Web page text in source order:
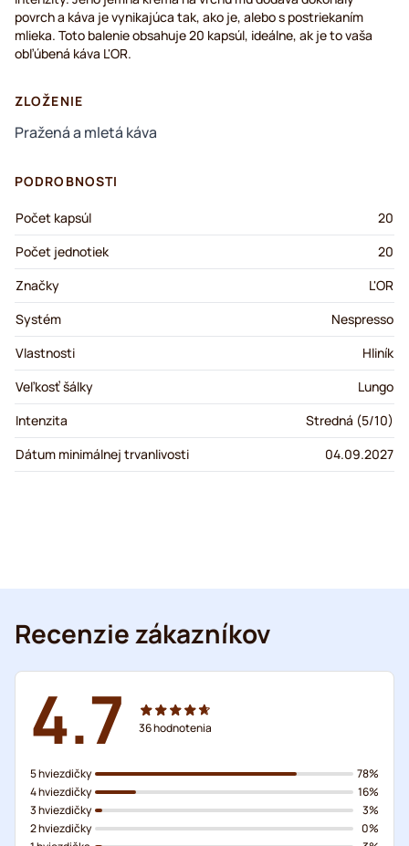
povrch a káva je vynikajúca tak, ako je, alebo s postriekaním
mlieka. Toto balenie obsahuje 20 kapsúl, ideálne, ak je to vaša
obľúbená káva L'OR.
ZLOŽENIE
Pražená a mletá káva
PODROBNOSTI
Počet kapsúl
20
Počet jednotiek
20
Značky
L'OR
Systém
Nespresso
Vlastnosti
Hliník
Veľkosť šálky
Lungo
Intenzita
Stredná (5/10)
Dátum minimálnej trvanlivosti
04.09.2027
Recenzie zákazníkov
4.7 36hodnotenia
5 hviezdičky
4 hviezdičky
3 hviezdičky
2 hviezdičky
78%
16%
3%
0%